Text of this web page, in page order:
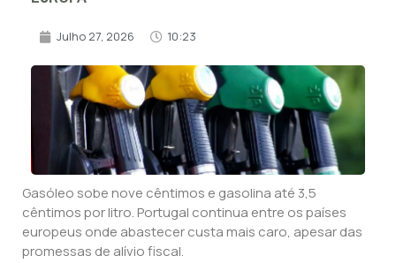
Julho 27, 2026 10:23
Gasóleo sobe nove cêntimos e gasolina até 3,5
cêntimos por litro. Portugal continua entre os países
europeus onde abastecer custa mais caro, apesar das
promessas de alívio fiscal.